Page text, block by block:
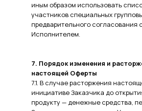
иным образом использовать
участников специальных
предварительного согласования с
Исполнителем.
7. Порядок изменения и
настоящей Оферты
7.1. В случае расторжения
инициативе Заказчика до
продукту — денежные средства,